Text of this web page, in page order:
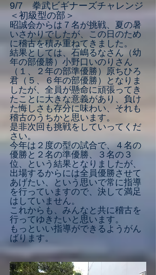
9/7 拳武ビギナーズチャレンジ
＜初級型の部＞
昭誠会からは７名が挑戦、夏の暑
いさかりでしたが、この日のため
に稽古を積み重ねてきました。
結果としては、石嶋るなさん（幼
年の部優勝）小野口いのりさん
（１、２年の部準優勝）原ちひろ
君（５、６年の部優勝）となりま
したが、全員が懸命に頑張ってき
たことに大きな意義があり、負け
た悔しさも存分に味わい、それも
稽古のうちかと思います。
是非次回も挑戦をしていってくだ
さい。
今年は２度の型の試合で、４名の
優勝と２名の準優勝、３名の３
位、という結果となりましたが、
出場するからには全員優勝させて
あげたい、という思いで常に指導
を行っていますので、決して満足
はしていません。
​これからも、みんなと共に稽古を
行ってゆきたいと思います。
​もっといい指導ができるようがん
ばります。